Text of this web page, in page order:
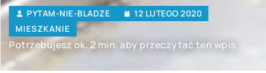
PYTAM-NIE-BLADZE
12 LUTEGO 2020
MIESZKANIE
Potrzebujesz ok. 2 min. aby przeczytać ten wpis